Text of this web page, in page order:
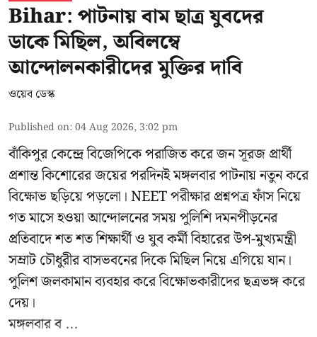
Bihar: পাটনায় বাম ছাত্র যুবদের
ডাকে মিছিল, অবিলম্বে
আন্দোলনকারীদের মুক্তির দাবি
ওয়েব ডেস্ক
Published on:04 Aug 2026, 3:02 pm
বাঁকিপুর কেন্দ্রে বিজেপিকে পরাজিত করে জন সূরজ প্রার্থী
প্রশান্ত কিশোরের জয়ের পরদিনই মঙ্গলবার পাটনায় নতুন করে
বিক্ষোভ ছড়িয়ে পড়লো। NEET পরীক্ষার প্রশ্নপত্র ফাঁস নিয়ে
গত মাসে হওয়া আন্দোলনের সময় পুলিশি দমনপীড়নের
প্রতিবাদে শত শত শিক্ষার্থী ও যুব কর্মী বিহারের উপ-মুখ্যমন্ত্রী
সম্রাট চৌধুরীর বাসভবনের দিকে মিছিল নিয়ে এগিয়ে যান।
পুলিশ জলকামান ব্যবহার করে বিক্ষোভকারীদের ছত্রভঙ্গ করে
দেয়।
মঙ্গলবার ব ...